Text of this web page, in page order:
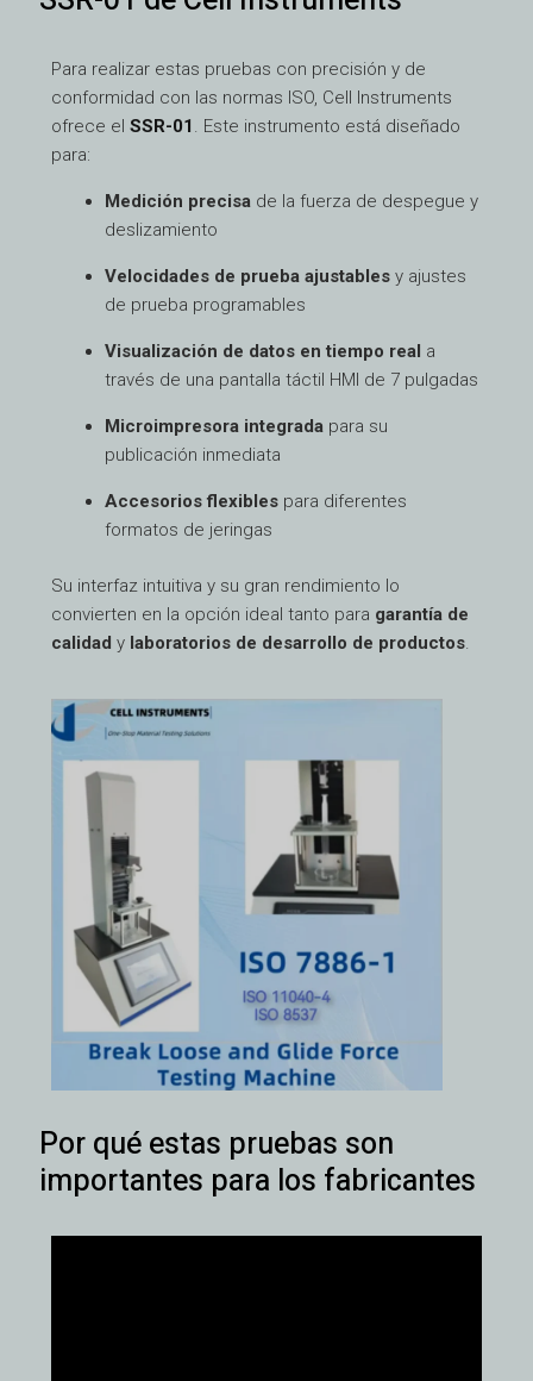
Para realizar estas pruebas con precisión y de
conformidad con las normas ISO, Cell Instruments
ofrece el SSR-01 . Este instrumento está diseñado
para:
Medición precisa de la fuerza de despegue y
deslizamiento
Velocidades de prueba ajustables y ajustes
de prueba programables
Visualización de datos en tiempo real a
través de una pantalla táctil HMI de 7 pulgadas
Microimpresora integrada para su
publicación inmediata
Accesorios flexibles para diferentes
formatos de jeringas
Su interfaz intuitiva y su gran rendimiento lo
convierten en la opción ideal tanto para garantía de
calidad y laboratorios de desarrollo de productos
Por qué estas pruebas son
importantes para los fabricantes